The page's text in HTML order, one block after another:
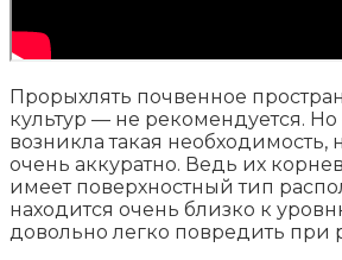
Прорыхлять почвенное
культур — не рекомендуется.
возникла такая необходимость,
очень аккуратно. Ведь их
имеет поверхностный тип
находится очень близко к
довольно легко повредить при